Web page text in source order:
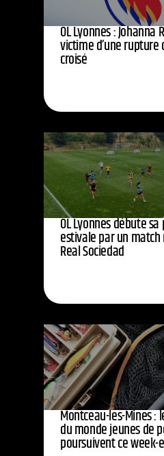
OL Lyonnes :
victime d’une
croisé
OL Lyonnes débute
estivale par un match
Real Sociedad
Montceau-les-Mines :
du monde jeunes de
poursuivent ce week-